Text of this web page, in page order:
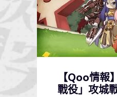
【Qoo情報
戰役」攻城